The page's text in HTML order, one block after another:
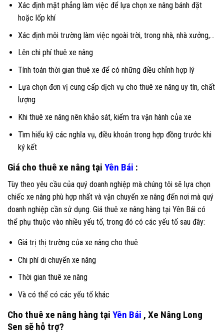
Xác định mặt phẳng làm việc để lựa chọn xe nâng bánh đặt
hoặc lốp khí
Xác định môi trường làm việc ngoài trời, trong nhà, nhà xưởng,…
Lên chi phí thuê xe nâng
Tính toán thời gian thuê xe để có những điều chỉnh hợp lý
Lựa chọn đơn vị cung cấp dịch vụ cho thuê xe nâng uy tín, chất
lượng
Khi thuê xe nâng nên khảo sát, kiểm tra vận hành của xe
Tìm hiểu kỹ các nghĩa vụ, điều khoản trong hợp đồng trước khi
ký kết
Giá cho thuê xe nâng tại Yên Bái :
Tùy theo yêu cầu của quý doanh nghiệp mà chúng tôi sẽ lựa chọn
chiếc xe nâng phù hợp nhất và vận chuyển xe nâng đến nơi mà quý
doanh nghiệp cần sử dụng. Giá thuê xe nâng hàng tại Yên Bái có
thể phụ thuộc vào nhiều yếu tố, trong đó có các yếu tố sau đây:
Giá trị thị trường của xe nâng cho thuê
Chi phí di chuyển xe nâng
Thời gian thuê xe nâng
Và có thể có các yếu tố khác
Cho thuê xe nâng hàng tại Yên Bái , Xe Nâng Long
Sen sẽ hỗ trợ?